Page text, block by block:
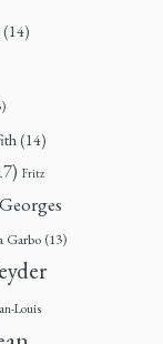
(14)
(14)
Fritz
Georges
Garbo (13)
Louis